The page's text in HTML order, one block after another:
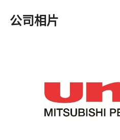
公司相片